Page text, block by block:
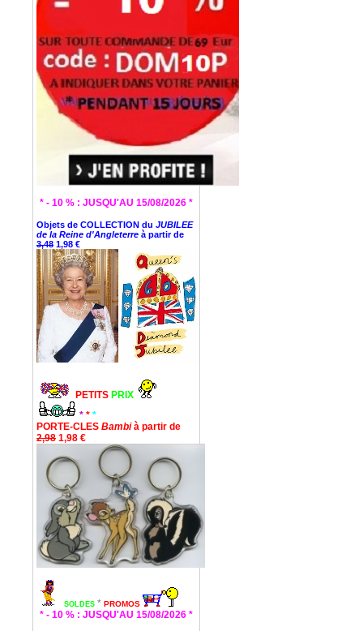
* - 10 % : JUSQU'AU 15/08/2026 *
Objets de COLLECTION du JUBILEE
de la Reine d'Angleterre à partir de
3,48 1,98 €
PETITS PRIX
* * *
PORTE-CLES Bambià partir de
2,98 1,98 €
SOLDES * PROMOS
* - 10 % : JUSQU'AU 15/08/2026 *